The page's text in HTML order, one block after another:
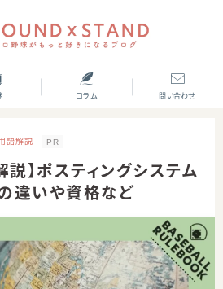
コラム 問い合わせ
語解説 PR
説】ポスティングシステム
違いや資格など